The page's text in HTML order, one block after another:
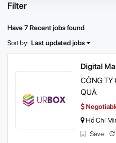
Filter
Have 7 Recent jobs found
Sort by: Last updated jobs
Digital
CÔNG TY
QUÀ
Hồ Chí
Save